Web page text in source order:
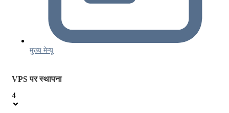
मुख्य मेन्यू
VPS पर स्थापना
4